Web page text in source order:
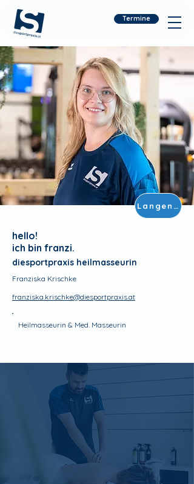
Termine
Langenrohr
hello!
ich bin franzi.
diesportpraxis heilmasseurin
Franziska Krischke
franziska.krischke@diesportpraxis.at
Heilmasseurin & Med. Masseurin